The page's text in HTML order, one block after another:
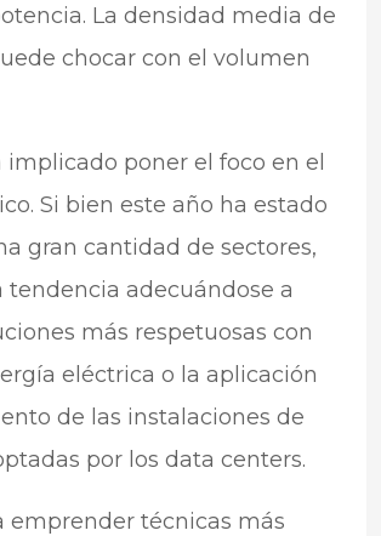
La densidad media de
chocar con el volumen
poner el foco en el
Si bien este año ha estado
gran cantidad de sectores,
adecuándose a
más respetuosas con
eléctrica o la aplicación
de las instalaciones de
por los data centers.
emprender técnicas más